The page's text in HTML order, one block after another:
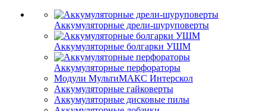
Аккумуляторные дрели-шуруповерты
Аккумуляторные болгарки УШМ
Аккумуляторные перфораторы
Модули МультиМАКС Интерскол
Аккумуляторные гайковерты
Аккумуляторные дисковые пилы